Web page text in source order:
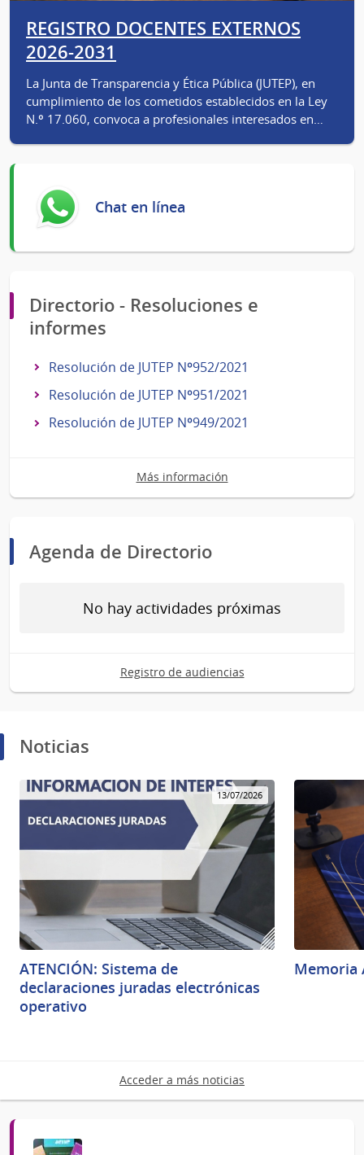
REGISTRO DOCENTES EXTERNOS
2026-2031
La Junta de Transparencia y Ética Pública (JUTEP), en
cumplimiento de los cometidos establecidos en la Ley
N.º 17.060, convoca a profesionales interesados en…
Chat en línea
Directorio - Resoluciones e
informes
Resolución de JUTEP Nº952/2021
Resolución de JUTEP Nº951/2021
Resolución de JUTEP Nº949/2021
Más información
Agenda de Directorio
No hay actividades próximas
Registro de audiencias
Noticias
13/07/2026
ATENCIÓN: Sistema de
declaraciones juradas electrónicas
operativo
Memoria
Acceder a más noticias